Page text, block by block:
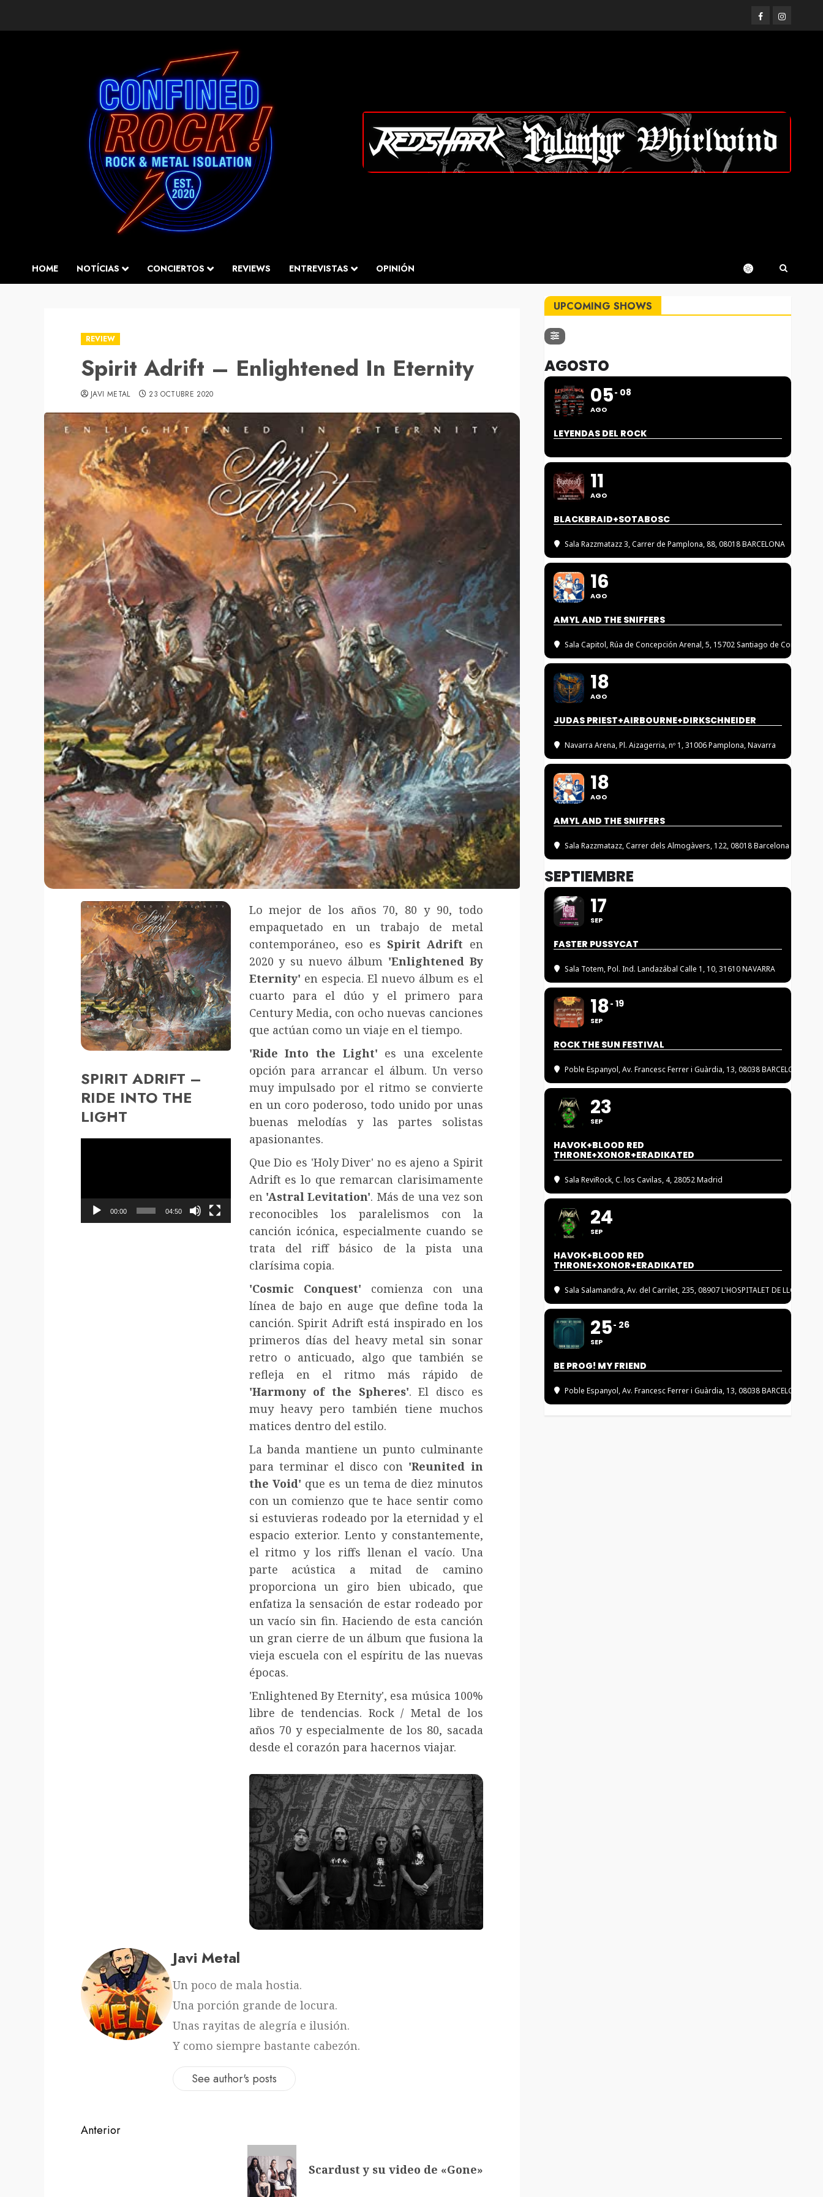
FacebookInstagram
HOME NOTÍCIAS CONCIERTOS REVIEWS ENTREVISTAS OPINIÓN
REVIEW
Spirit Adrift – Enlightened In Eternity
JAVI METAL 23 OCTUBRE 2020
SPIRIT ADRIFT –
RIDE INTO THE
LIGHT
00:00 04:50
Lo mejor de los años 70, 80 y 90, todo
empaquetado en un trabajo de metal
contemporáneo, eso esSpirit Adrift en
2020 y su nuevo álbum 'Enlightened By
Eternity' en especia. El nuevo álbum es el
cuarto para el dúo y el primero para
Century Media, con ocho nuevas canciones
que actúan como un viaje en el tiempo.
'Ride Into the Light' es una excelente
opción para arrancar el álbum. Un verso
muy impulsado por el ritmo se convierte
en un coro poderoso, todo unido por unas
buenas melodías y las partes solistas
apasionantes.
Que Dio es 'Holy Diver' no es ajeno a Spirit
Adrift es lo que remarcan clarisimamente
en 'Astral Levitation'. Más de una vez son
reconocibles los paralelismos con la
canción icónica, especialmente cuando se
trata del riff básico de la pista una
clarísima copia.
'Cosmic Conquest' comienza con una
línea de bajo en auge que define toda la
canción. Spirit Adrift está inspirado en los
primeros días del heavy metal sin sonar
retro o anticuado, algo que también se
refleja en el ritmo más rápido de
'Harmony of the Spheres'. El disco es
muy heavy pero también tiene muchos
matices dentro del estilo.
La banda mantiene un punto culminante
para terminar el disco con 'Reunited in
the Void' que es un tema de diez minutos
con un comienzo que te hace sentir como
si estuvieras rodeado por la eternidad y el
espacio exterior. Lento y constantemente,
el ritmo y los riffs llenan el vacío. Una
parte acústica a mitad de camino
proporciona un giro bien ubicado, que
enfatiza la sensación de estar rodeado por
un vacío sin fin. Haciendo de esta canción
un gran cierre de un álbum que fusiona la
vieja escuela con el espíritu de las nuevas
épocas.
'Enlightened By Eternity', esa música 100%
libre de tendencias. Rock / Metal de los
años 70 y especialmente de los 80, sacada
desde el corazón para hacernos viajar.
Javi Metal
Un poco de mala hostia.
Una porción grande de locura.
Unas rayitas de alegría e ilusión.
Y como siempre bastante cabezón.
See author's posts
Navegación
Anterior
Scardust y su video de «Gone»
UPCOMING SHOWS
AGOSTO
05
AGO
08
LEYENDAS DEL ROCK
11
AGO
BLACKBRAID+SOTABOSC
Sala Razzmatazz 3, Carrer de Pamplona, 88, 08018 BARCELONA
16
AGO
AMYL AND THE SNIFFERS
Sala Capitol, Rúa de Concepción Arenal, 5, 15702 Santiago de
18
AGO
JUDAS PRIEST+AIRBOURNE+DIRKSCHNEIDER
Navarra Arena, Pl. Aizagerria, nº 1, 31006 Pamplona, Navarra
18
AGO
AMYL AND THE SNIFFERS
Sala Razzmatazz, Carrer dels Almogàvers, 122, 08018 Barcelona
SEPTIEMBRE
17
SEP
FASTER PUSSYCAT
Sala Totem, Pol. Ind. Landazábal Calle 1, 10, 31610 NAVARRA
18
SEP
19
ROCK THE SUN FESTIVAL
Poble Espanyol, Av. Francesc Ferrer i Guàrdia, 13, 08038 BARCELONA
23
SEP
HAVOK+BLOOD RED
THRONE+XONOR+ERADIKATED
Sala ReviRock, C. los Cavilas, 4, 28052 Madrid
24
SEP
HAVOK+BLOOD RED
THRONE+XONOR+ERADIKATED
Sala Salamandra, Av. del Carrilet, 235, 08907 L'HOSPITALET DE LLOBREGAT
25
SEP
26
BE PROG! MY FRIEND
Poble Espanyol, Av. Francesc Ferrer i Guàrdia, 13, 08038 BARCELONA